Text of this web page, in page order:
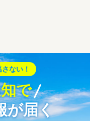
ない！
で
が届く